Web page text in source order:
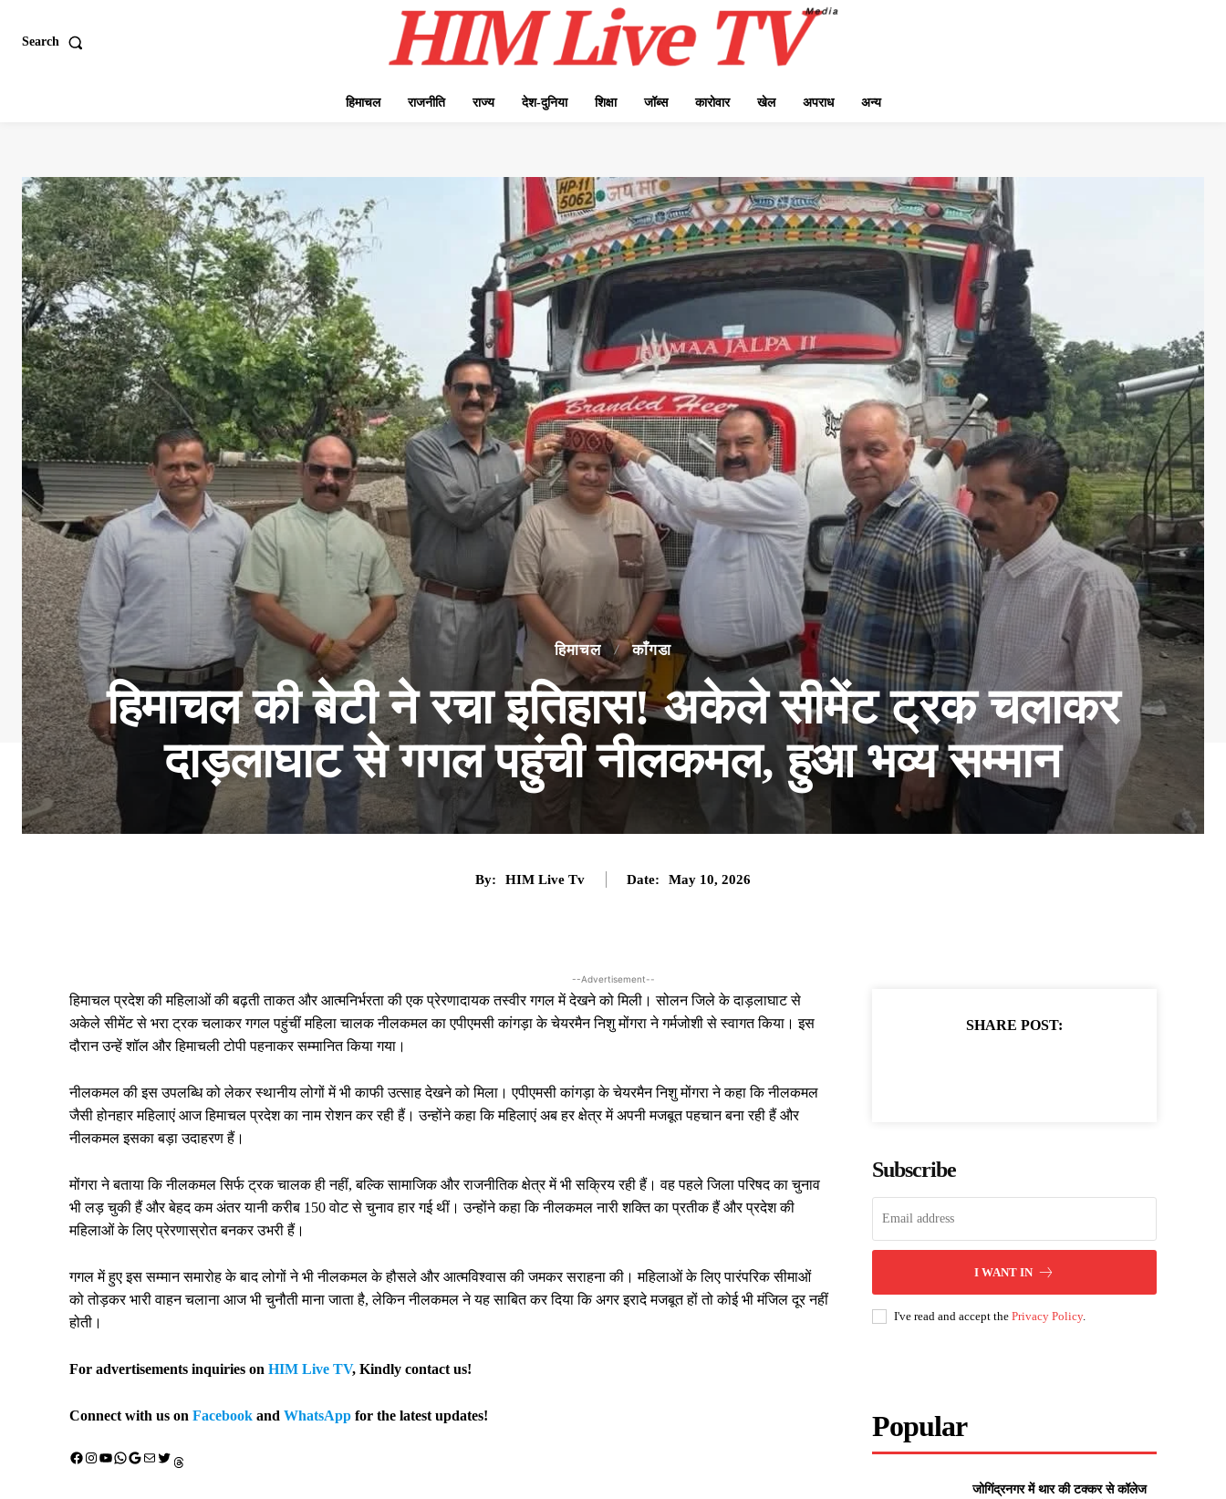
Search
हिमाचल राजनीति राज्य देश-दुनिया शिक्षा जॉब्स कारोवार खेल अपराध अन्य
हिमाचल काँगडा
हिमाचल की बेटी ने रचा इतिहास! अकेले सीमेंट ट्रक चलाकर
दाड़लाघाट से गगल पहुंची नीलकमल, हुआ भव्य सम्मान
By: HIM Live Tv Date: May 10, 2026
--Advertisement--
हिमाचल प्रदेश की महिलाओं की बढ़ती ताकत और आत्मनिर्भरता की एक प्रेरणादायक तस्वीर गगल में देखने को मिली। सोलन जिले के दाड़लाघाट से
अकेले सीमेंट से भरा ट्रक चलाकर गगल पहुंचीं महिला चालक नीलकमल का एपीएमसी कांगड़ा के चेयरमैन निशु मोंगरा ने गर्मजोशी से स्वागत किया। इस
दौरान उन्हें शॉल और हिमाचली टोपी पहनाकर सम्मानित किया गया।
नीलकमल की इस उपलब्धि को लेकर स्थानीय लोगों में भी काफी उत्साह देखने को मिला। एपीएमसी कांगड़ा के चेयरमैन निशु मोंगरा ने कहा कि नीलकमल
जैसी होनहार महिलाएं आज हिमाचल प्रदेश का नाम रोशन कर रही हैं। उन्होंने कहा कि महिलाएं अब हर क्षेत्र में अपनी मजबूत पहचान बना रही हैं और
नीलकमल इसका बड़ा उदाहरण हैं।
मोंगरा ने बताया कि नीलकमल सिर्फ ट्रक चालक ही नहीं, बल्कि सामाजिक और राजनीतिक क्षेत्र में भी सक्रिय रही हैं। वह पहले जिला परिषद का चुनाव
भी लड़ चुकी हैं और बेहद कम अंतर यानी करीब 150 वोट से चुनाव हार गई थीं। उन्होंने कहा कि नीलकमल नारी शक्ति का प्रतीक हैं और प्रदेश की
महिलाओं के लिए प्रेरणास्रोत बनकर उभरी हैं।
गगल में हुए इस सम्मान समारोह के बाद लोगों ने भी नीलकमल के हौसले और आत्मविश्वास की जमकर सराहना की। महिलाओं के लिए पारंपरिक सीमाओं
को तोड़कर भारी वाहन चलाना आज भी चुनौती माना जाता है, लेकिन नीलकमल ने यह साबित कर दिया कि अगर इरादे मजबूत हों तो कोई भी मंजिल दूर नहीं
होती।
For advertisements inquiries on HIM Live TV, Kindly contact us!
Connect with us on Facebook and WhatsApp for the latest updates!
Facebook Instagram YouTube WhatsApp Google Mail X (Twitter) Threads
SHARE POST:
Subscribe
I WANT IN
I've read and accept thePrivacy Policy.
Popular
जोगिंद्रनगर में थार की टक्कर से कॉलेज